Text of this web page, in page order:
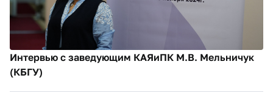
Интервью с заведующим КАЯиПК М.В. Мельничук
(КБГУ)